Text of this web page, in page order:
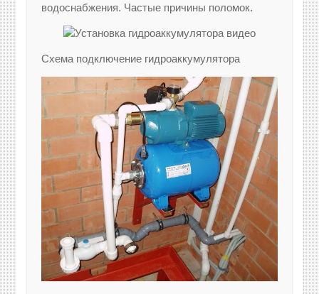
водоснабжения. Частые причины поломок.
Схема подключение гидроаккумулятора